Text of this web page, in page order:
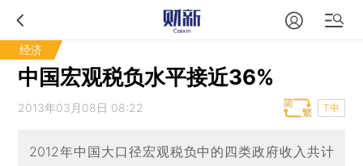
经济
中国宏观税负水平接近36%
2013年03月08日 08:22 T中
2012年中国大口径宏观税负中的四类政府收入共计